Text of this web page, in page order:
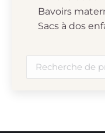
Bavoirs
Sacs à dos